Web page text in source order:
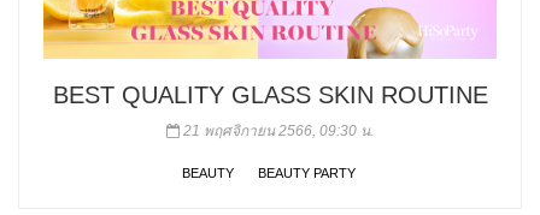
BEST QUALITY GLASS SKIN ROUTINE
21 พฤศจิกายน 2566, 09:30 น.
BEAUTY BEAUTY PARTY